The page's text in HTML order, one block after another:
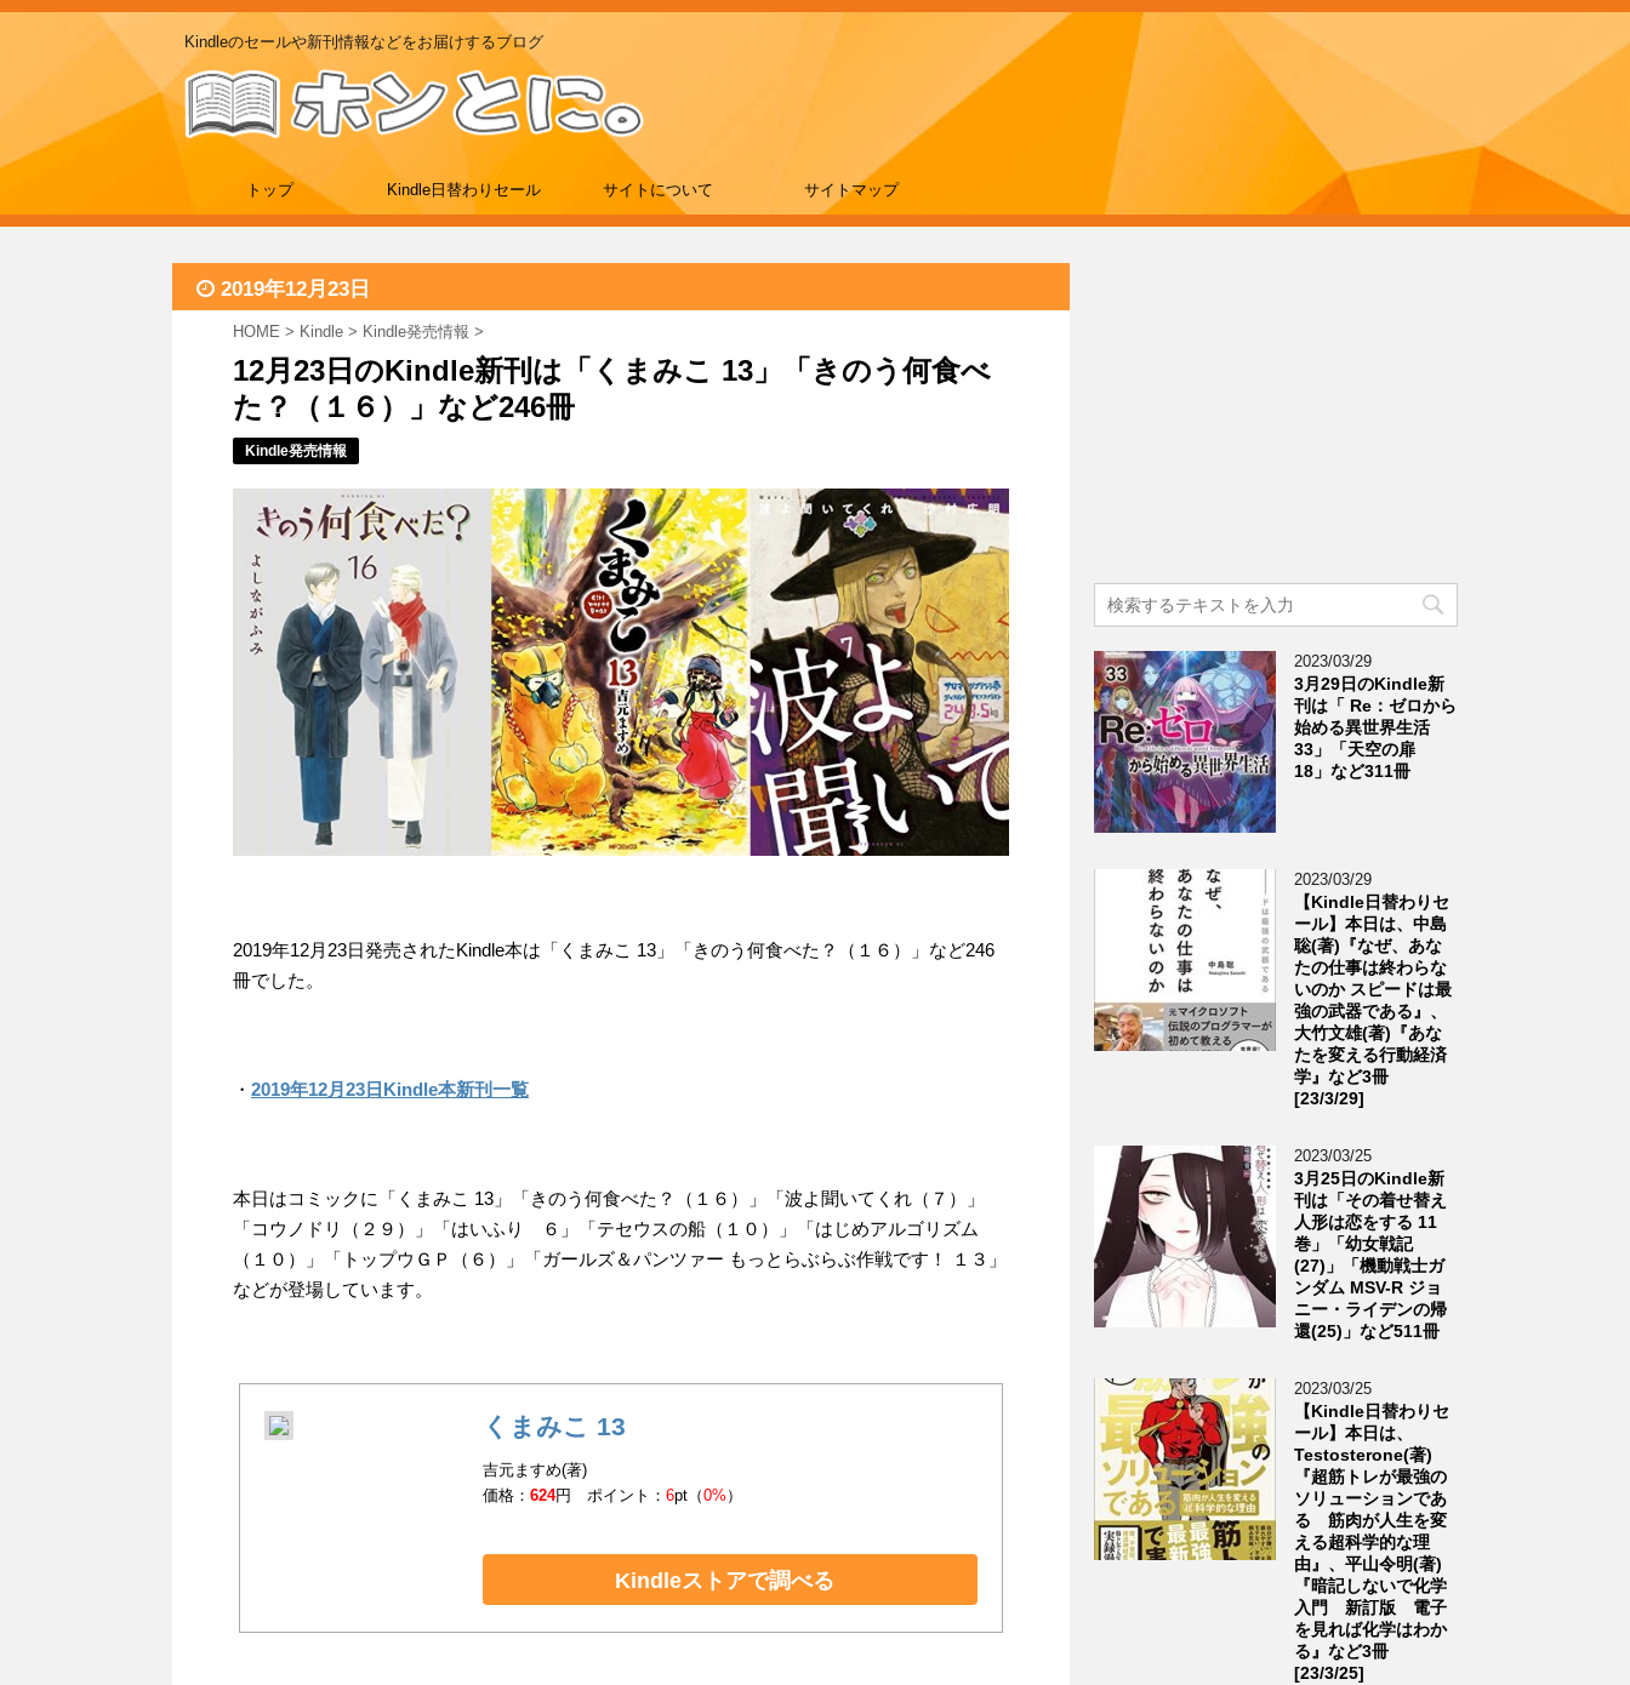
Kindleのセールや新刊情報などをお届けするブログ
トップ Kindle日替わりセール サイトについて サイトマップ
2019年12月23日
HOME > Kindle > Kindle発売情報 >
12月23日のKindle新刊は「くまみこ 13」「きのう何食べ
た？（１６）」など246冊
Kindle発売情報
2019年12月23日発売されたKindle本は「くまみこ 13」「きのう何食べた？（１６）」など246
冊でした。
・ 2019年12月23日Kindle本新刊一覧
本日はコミックに「くまみこ 13」「きのう何食べた？（１６）」「波よ聞いてくれ（７）」
「コウノドリ（２９）」「はいふり ６」「テセウスの船（１０）」「はじめアルゴリズム
（１０）」「トップウＧＰ（６）」「ガールズ＆パンツァー もっとらぶらぶ作戦です！ １３」
などが登場しています。
くまみこ 13
吉元ますめ(著)
価格：624円 ポイント：6pt（0% ）
Kindleストアで調べる
2023/03/29
3月29日のKindle新
刊は「 Re：ゼロから
始める異世界生活
33」「天空の扉
18」など311冊
2023/03/29
【Kindle日替わりセ
ール】本日は、中島
聡(著)『なぜ、あな
たの仕事は終わらな
いのか スピードは最
強の武器である』、
大竹文雄(著)『あな
たを変える行動経済
学』など3冊
[23/3/29]
2023/03/25
3月25日のKindle新
刊は「その着せ替え
人形は恋をする 11
巻」「幼女戦記
(27)」「機動戦士ガ
ンダム MSV-R ジョ
ニー・ライデンの帰
還(25)」など511冊
2023/03/25
【Kindle日替わりセ
ール】本日は、
Testosterone(著)
『超筋トレが最強の
ソリューションであ
る 筋肉が人生を変
える超科学的な理
由』、平山令明(著)
『暗記しないで化学
入門 新訂版 電子
を見れば化学はわか
る』など3冊
[23/3/25]